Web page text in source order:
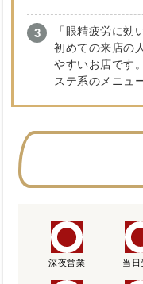
「眼精疲労に効
初めての来店の
やすいお店です
ステ系のメニュ
深夜営業 当日